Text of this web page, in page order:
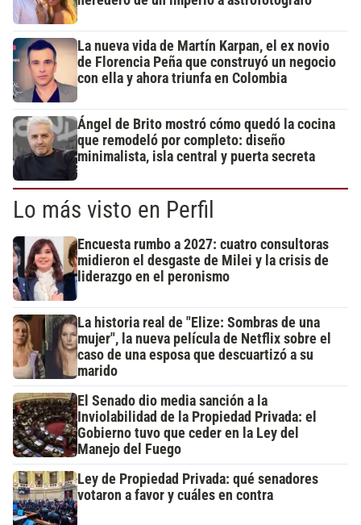
La nueva vida de Martín Karpan, el ex novio
de Florencia Peña que construyó un negocio
con ella y ahora triunfa en Colombia
Ángel de Brito mostró cómo quedó la cocina
que remodeló por completo: diseño
minimalista, isla central y puerta secreta
Lo más visto en Perfil
Encuesta rumbo a 2027: cuatro consultoras
midieron el desgaste de Milei y la crisis de
liderazgo en el peronismo
La historia real de "Elize: Sombras de una
mujer", la nueva película de Netflix sobre el
caso de una esposa que descuartizó a su
marido
El Senado dio media sanción a la
Inviolabilidad de la Propiedad Privada: el
Gobierno tuvo que ceder en la Ley del
Manejo del Fuego
Ley de Propiedad Privada: qué senadores
votaron a favor y cuáles en contra